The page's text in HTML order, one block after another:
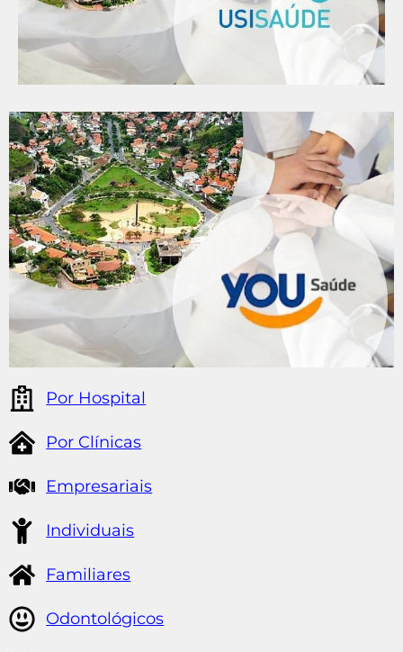
Por Hospital
Por Clínicas
Empresariais
Individuais
Familiares
Odontológicos